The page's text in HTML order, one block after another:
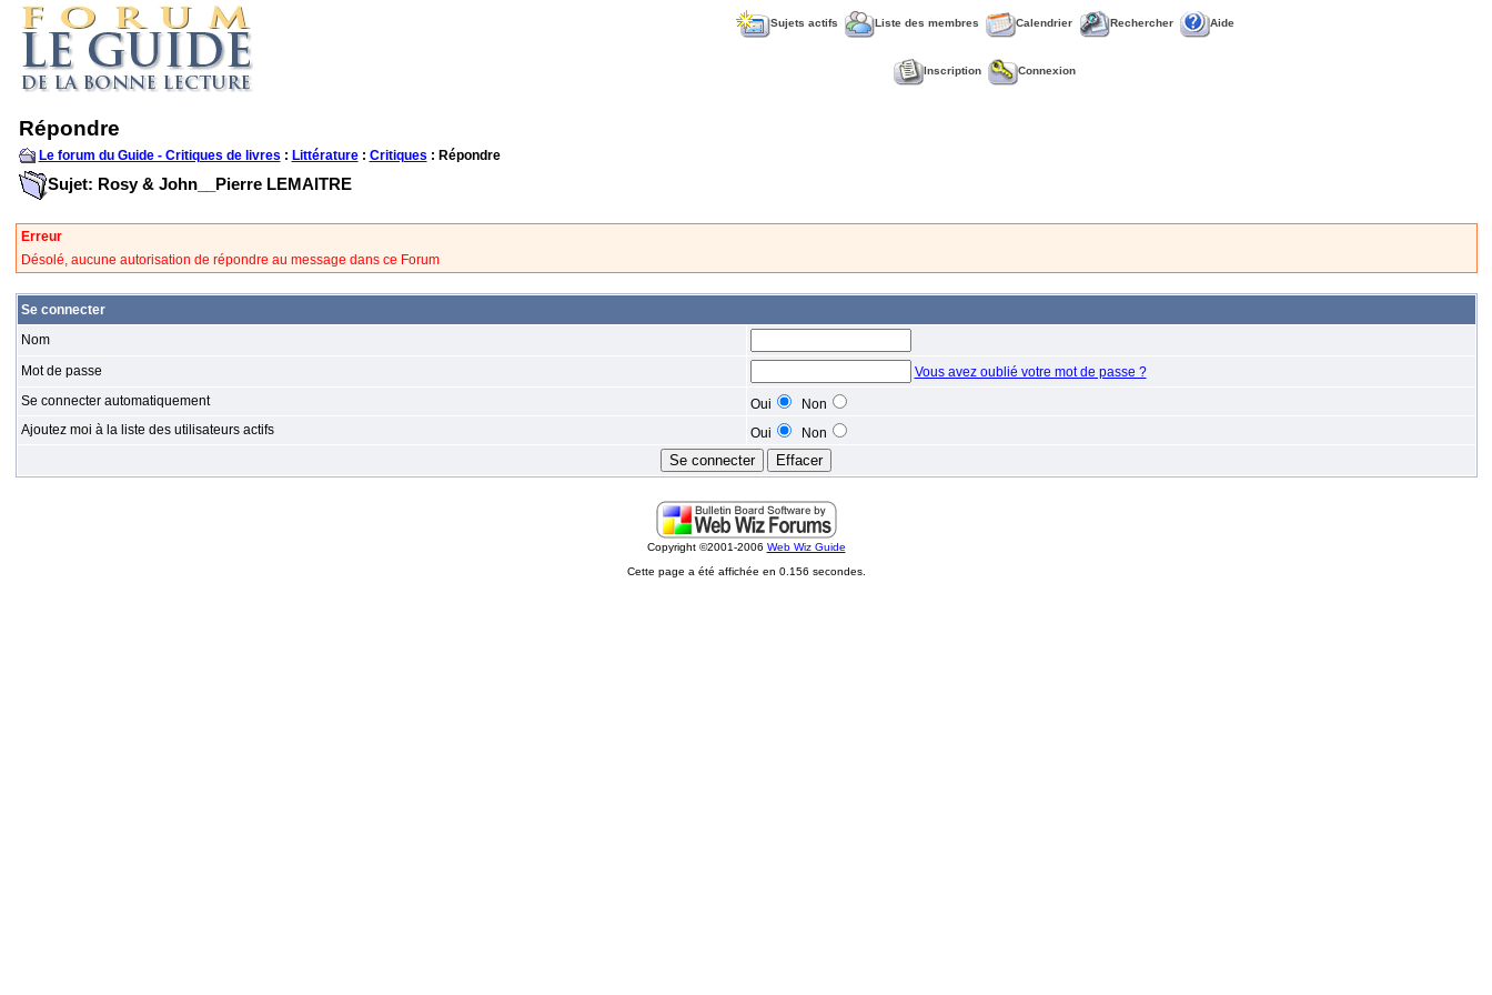
Sujets actifs Liste des membres Calendrier Rechercher Aide
Inscription Connexion
Répondre
Le forum du Guide - Critiques de livres : Littérature: Critiques : Répondre
Sujet: Rosy & John__Pierre LEMAITRE
Erreur
Désolé, aucune autorisation de répondre au message dans ce Forum
Se connecter
Nom
Mot de passe
Vous avez oublié votre mot de passe ?
Se connecter automatiquement
Oui
Non
Ajoutez moi à la liste des utilisateurs actifs
Oui Non
Copyright ©2001-2006 Web Wiz Guide
Cette page a été affichée en 0.156 secondes.